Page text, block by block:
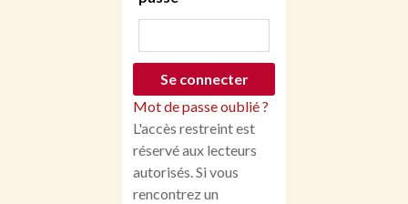
Mot de passe oublié ?
L'accès restreint est
réservé aux lecteurs
autorisés. Si vous
rencontrez un